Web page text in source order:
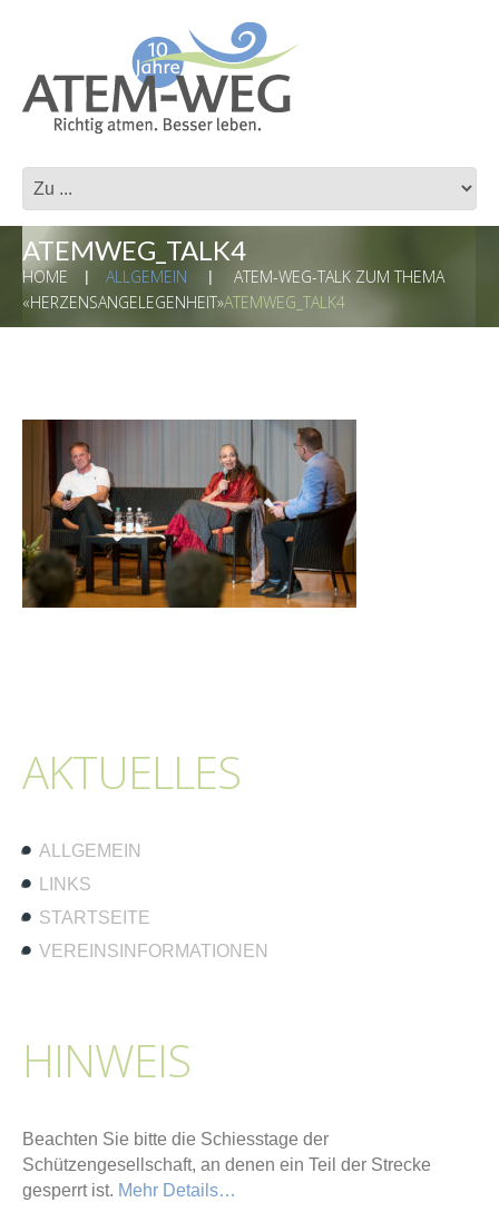
ATEMWEG_TALK4
HOME ALLGEMEIN
ATEM-WEG-TALK ZUM THEMA
«HERZENSANGELEGENHEIT»ATEMWEG_TALK4
AKTUELLES
ALLGEMEIN
LINKS
STARTSEITE
VEREINSINFORMATIONEN
HINWEIS
Beachten Sie bitte die Schiesstage der
Schützengesellschaft, an denen ein Teil der Strecke
gesperrt ist. Mehr Details…